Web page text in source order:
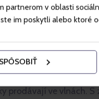
v oblasti
im poskytli alebo ktoré
prodávají ve vlnách.